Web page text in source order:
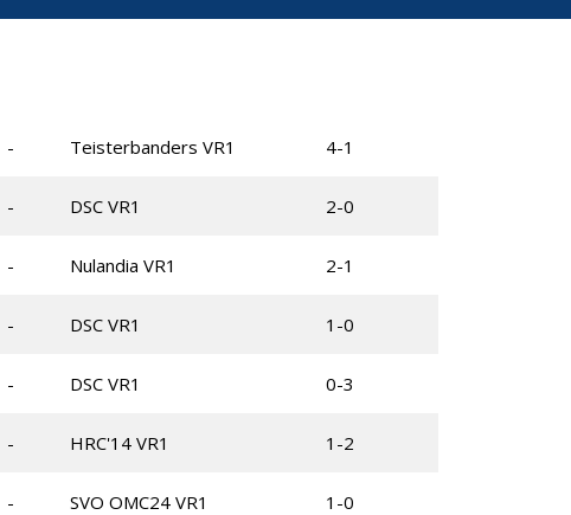
- Teisterbanders VR1 4-1
- DSC VR1 2-0
- Nulandia VR1 2-1
- DSC VR1 1-0
- DSC VR1 0-3
- HRC'14 VR1 1-2
- SVO OMC24 VR1 1-0